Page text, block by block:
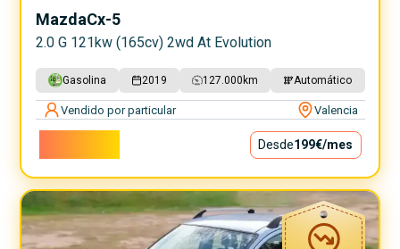
MazdaCx-5
2.0 G 121kw (165cv) 2wd At Evolution
Gasolina 2019 127.000 km Automático
Vendido por particular Valencia
Desde199€/mes